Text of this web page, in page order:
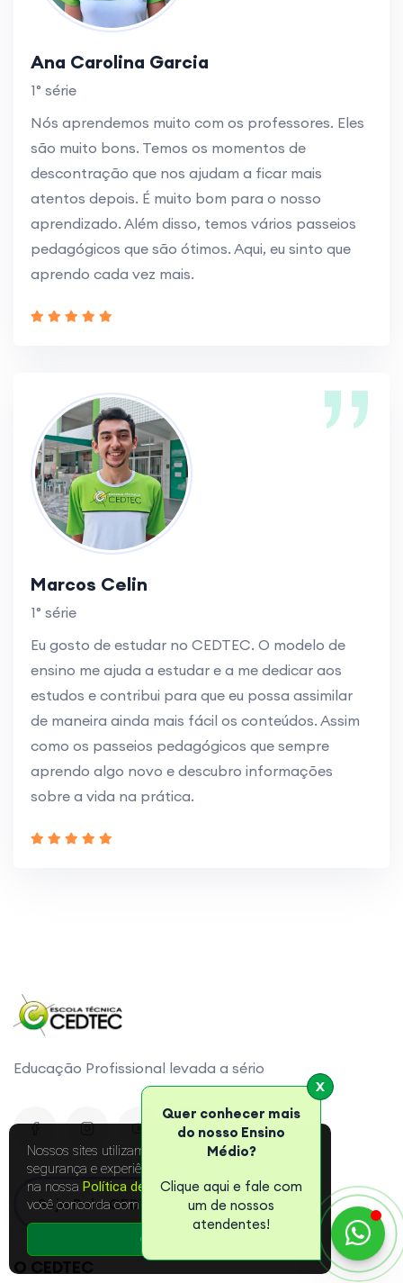
Ana Carolina Garcia
1° série
Nós aprendemos muito com os professores. Eles
são muito bons. Temos os momentos de
descontração que nos ajudam a ficar mais
atentos depois. É muito bom para o nosso
aprendizado. Além disso, temos vários passeios
pedagógicos que são ótimos. Aqui, eu sinto que
aprendo cada vez mais.
Marcos Celin
1° série
Eu gosto de estudar no CEDTEC. O modelo de
ensino me ajuda a estudar e a me dedicar aos
estudos e contribui para que eu possa assimilar
de maneira ainda mais fácil os conteúdos. Assim
como os passeios pedagógicos que sempre
aprendo algo novo e descubro informações
sobre a vida na prática.
Educação Profissional levada a sério
Seja Polo CEDTEC
O CEDTEC
Nossos sites utilizam cookies para melhorar a sua
segurança e experiência online. Leia mais sobre
na nossa Política de Privacidade. Ao continuar,
você concorda com as condições.
Continuar
X
Quer conhecer mais
do nosso Ensino
Médio?
Clique aqui e fale com
um de nossos
atendentes!